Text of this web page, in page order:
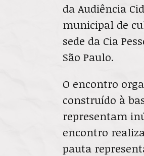
da Audiência
municipal de
sede da Cia
São Paulo.
O encontro
construído à
representam
encontro
pauta